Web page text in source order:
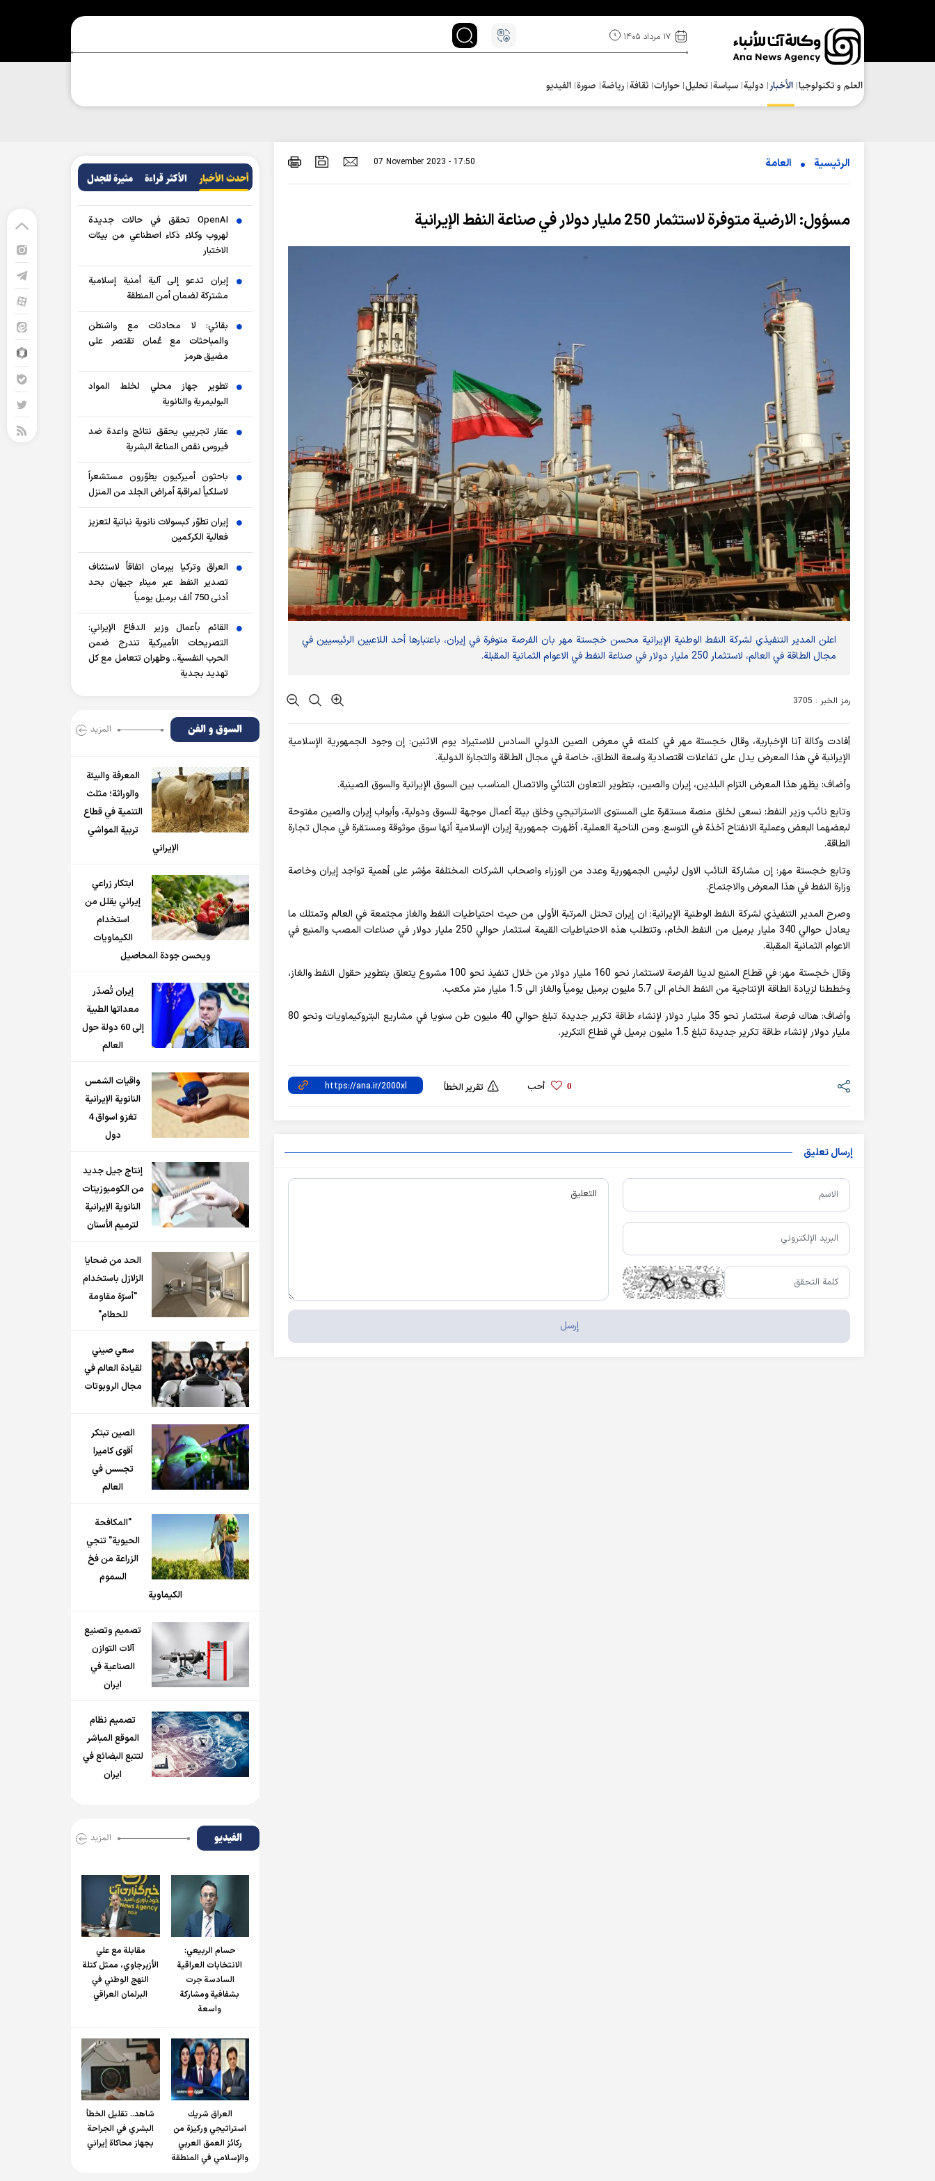
۱۷ مرداد ۱۴۰۵
العلم و تکنولوجیا الأخبار دولية سياسة تحلیل حوارات ثقافة رياضة صورة الفيديو
الرئيسية العامة 07 November 2023 - 17:50
مسؤول: الارضية متوفرة لاستثمار 250 مليار دولار في صناعة النفط الإيرانية
اعلن المدير التنفيذي لشركة النفط الوطنية الإيرانية محسن خجستة مهر بان الفرصة متوفرة في إيران، باعتبارها أحد اللاعبين الرئيسيين في
مجال الطاقة في العالم، لاستثمار 250 مليار دولار في صناعة النفط في الاعوام الثمانية المقبلة.
رمز الخبر : 3705
أفادت وکالة آنا الإخباریة، وقال خجستة مهر في كلمته في معرض الصين الدولي السادس للاستيراد يوم الاثنين: إن وجود الجمهورية الإسلامية
الإيرانية في هذا المعرض يدل على تفاعلات اقتصادية واسعة النطاق، خاصة في مجال الطاقة والتجارة الدولية.
وأضاف: يظهر هذا المعرض التزام البلدين، إيران والصين، بتطوير التعاون الثنائي والاتصال المناسب بين السوق الإيرانية والسوق الصينية.
وتابع نائب وزير النفط: نسعى لخلق منصة مستقرة على المستوى الاستراتيجي وخلق بيئة أعمال موجهة للسوق ودولية، وأبواب إيران والصين مفتوحة
لبعضهما البعض وعملية الانفتاح آخذة في التوسع. ومن الناحية العملية، أظهرت جمهورية إيران الإسلامية أنها سوق موثوقة ومستقرة في مجال تجارة
الطاقة.
وتابع خجستة مهر: إن مشاركة النائب الاول لرئيس الجمهورية وعدد من الوزراء واصحاب الشركات المختلفة مؤشر على أهمية تواجد إيران وخاصة
وزارة النفط في هذا المعرض والاجتماع.
وصرح المدير التنفيذي لشركة النفط الوطنية الإيرانية: ان إيران تحتل المرتبة الأولى من حيث احتياطيات النفط والغاز مجتمعة في العالم وتمتلك ما
يعادل حوالي 340 مليار برميل من النفط الخام، وتتطلب هذه الاحتياطيات القيمة استثمار حوالي 250 مليار دولار في صناعات المصب والمنبع في
الاعوام الثمانية المقبلة.
وقال خجستة مهر: في قطاع المنبع لدينا الفرصة لاستثمار نحو 160 مليار دولار من خلال تنفيذ نحو 100 مشروع يتعلق بتطوير حقول النفط والغاز،
وخططنا لزيادة الطاقة الإنتاجية من النفط الخام الى 5.7 مليون برميل يومياً والغاز الى 1.5 مليار متر مكعب.
وأضاف: هناك فرصة استثمار نحو 35 مليار دولار لإنشاء طاقة تكرير جديدة تبلغ حوالي 40 مليون طن سنويا في مشاريع البتروكيماويات ونحو 80
مليار دولار لإنشاء طاقة تكرير جديدة تبلغ 1.5 مليون برميل في قطاع التكرير.
0 أحب تقرير الخطأ
إرسال تعليق
أحدث الأخبار الأکثر قراءة مثيرة للجدل
OpenAI تحقق في حالات جديدة
لهروب وكلاء ذكاء اصطناعي من بيئات
الاختبار
إيران تدعو إلى آلية أمنية إسلامية
مشتركة لضمان أمن المنطقة
بقائي: لا محادثات مع واشنطن
والمباحثات مع عُمان تقتصر على
مضيق هرمز
تطوير جهاز محلي لخلط المواد
البوليمرية والنانوية
عقار تجريبي يحقق نتائج واعدة ضد
فيروس نقص المناعة البشرية
باحثون أميركيون يطوّرون مستشعراً
لاسلكياً لمراقبة أمراض الجلد من المنزل
إيران تطوّر كبسولات نانوية نباتية لتعزيز
فعالية الكركمين
العراق وتركيا يبرمان اتفاقاً لاستئناف
تصدير النفط عبر ميناء جيهان بحد
أدنى 750 ألف برميل يومياً
القائم بأعمال وزير الدفاع الإيراني:
التصريحات الأميركية تندرج ضمن
الحرب النفسية.. وطهران تتعامل مع كل
تهديد بجدية
السوق و الفن المزید
المعرفة والبيئة
والوراثة؛ مثلث
التنمية في قطاع
تربية المواشي
الإيراني
ابتكار زراعي
إيراني يقلل من
استخدام
الكيماويات
ويحسن جودة المحاصيل
إيران تُصدّر
معداتها الطبية
إلى 60 دولة حول
العالم
واقيات الشمس
النانوية الإيرانية
تغزو اسواق 4
دول
إنتاج جيل جديد
من الكومبوزيتات
النانوية الإيرانية
لترميم الأسنان
الحد من ضحايا
الزلازل باستخدام
"أسرّة مقاومة
للحطام"
سعي صيني
لقيادة العالم في
مجال الروبوتات
الصين تبتكر
أقوى كاميرا
تجسس في
العالم
"المكافحة
الحيوية" تنجي
الزراعة من فخ
السموم
الكيماوية
تصميم وتصنيع
آلات التوازن
الصناعية في
ايران
تصميم نظام
الموقع المباشر
لتتبع البضائع في
ايران
الفیدیو المزید
حسام الربیعي:
الانتخابات العراقية
السادسة جرت
بشفافية ومشاركة
واسعة
مقابلة مع علي
الأزبرجاوي، ممثل كتلة
النهج الوطني في
البرلمان العراقي
العراق شريك
استراتيجي وركيزة من
ركائز العمق العربي
والإسلامي في المنطقة
شاهد.. تقليل الخطأ
البشري في الجراحة
بجهاز محاكاة إيراني